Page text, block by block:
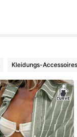
Kleidungs-Accessoires